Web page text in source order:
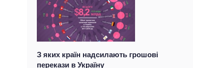
З яких країн надсилають грошові
перекази в Україну